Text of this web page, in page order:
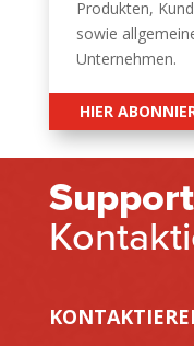
Produkten,
sowie
Unternehmen.
HIER